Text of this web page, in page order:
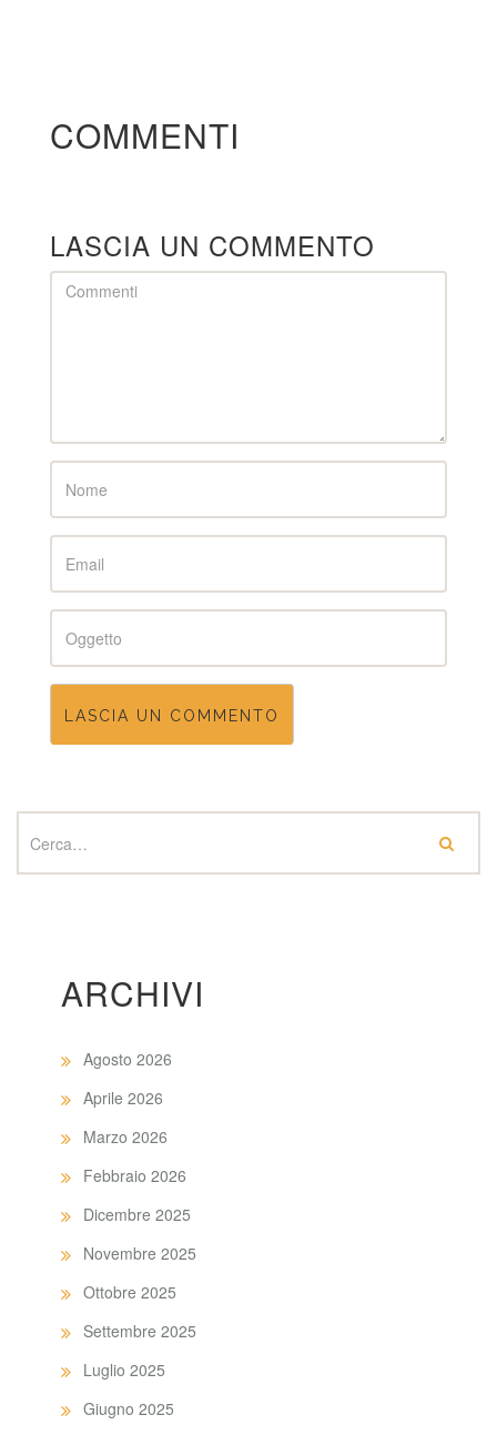
COMMENTI
LASCIA UN COMMENTO
Comment
Name
Email
Subject
ARCHIVI
Agosto 2026
Aprile 2026
Marzo 2026
Febbraio 2026
Dicembre 2025
Novembre 2025
Ottobre 2025
Settembre 2025
Luglio 2025
Giugno 2025